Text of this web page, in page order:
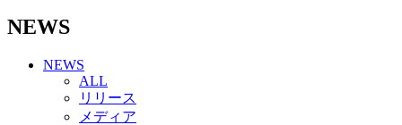
ボランティアチーム「volundeer」
ビクトリーロード
HOMEGAME
観戦ルール＆マナー
NEWS
NEWS
ALL
リリース
メディア